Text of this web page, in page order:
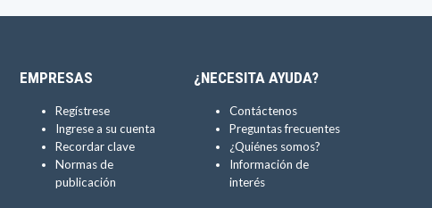
EMPRESAS
Regístrese
Ingrese a su cuenta
Recordar clave
Normas de
publicación
¿NECESITA AYUDA?
Contáctenos
Preguntas frecuentes
¿Quiénes somos?
Información de
interés